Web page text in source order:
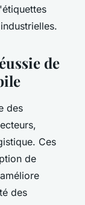
de
des
Ces
de
des